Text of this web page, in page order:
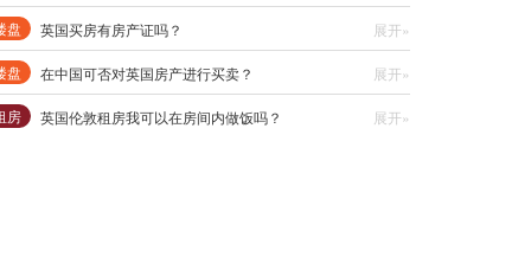
盘 英国买房有房产证吗？ 展开»
盘 在中国可否对英国房产进行买卖？ 展开»
房 英国伦敦租房我可以在房间内做饭吗？ 展开»